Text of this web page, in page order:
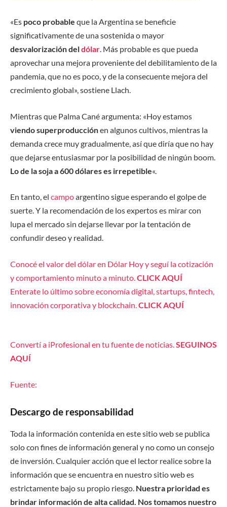
«Es poco probable que la Argentina se beneficie
significativamente de una sostenida o mayor
desvalorización deldólar. Más probable es que pueda
aprovechar una mejora proveniente del debilitamiento de la
pandemia, que no es poco, y de la consecuente mejora del
crecimiento global», sostiene Llach.
Mientras que Palma Cané argumenta: «Hoy estamos
viendo superproducciónen algunos cultivos, mientras la
demanda crece muy gradualmente, así que diría que no hay
que dejarse entusiasmar por la posibilidad de ningún boom.
Lo de la soja a 600 dólares es irrepetible«.
En tanto, el campoargentino sigue esperando el golpe de
suerte. Y la recomendación de los expertos es mirar con
lupa el mercado sin dejarse llevar por la tentación de
confundir deseo y realidad.
Conocé el valor del dólar en Dólar Hoy y seguí la cotización
y comportamiento minuto a minuto.CLICK AQUÍ
Enterate lo último sobre economía digital, startups, fintech,
innovación corporativa y blockchain.CLICK AQUÍ
Convertí a iProfesional en tu fuente de noticias.SEGUINOS
AQUÍ
Fuente:
Descargo de responsabilidad
Toda la información contenida en este sitio web se publica
solo con fines de información general y no como un consejo
de inversión. Cualquier acción que el lector realice sobre la
información que se encuentra en nuestro sitio web es
estrictamente bajo su propio riesgo. Nuestra prioridad es
brindar información de alta calidad. Nos tomamos nuestro